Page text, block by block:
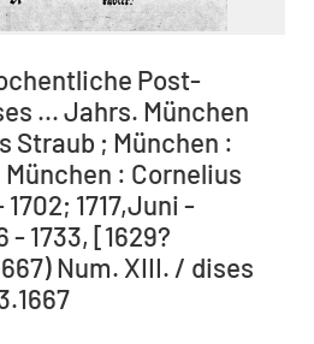
Post-
... Jahrs. München
Straub ; München :
: Cornelius
1717,Juni -
- 1733, [1629?
Num. XIII. / dises